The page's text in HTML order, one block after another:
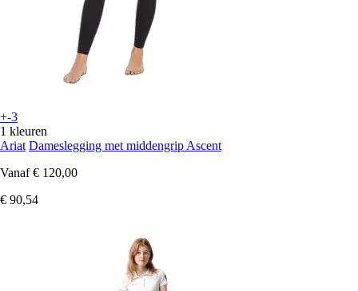
+-3
1 kleuren
Ariat Dameslegging met middengrip Ascent
Vanaf € 120,00
€ 90,54